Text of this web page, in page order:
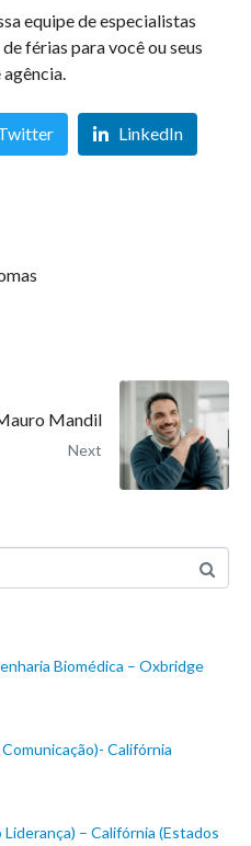
equipe de especialistas
férias para você ou seus
LinkedIn
Mandil
Next
Biomédica – Oxbridge
Califórnia
– Califórnia (Estados